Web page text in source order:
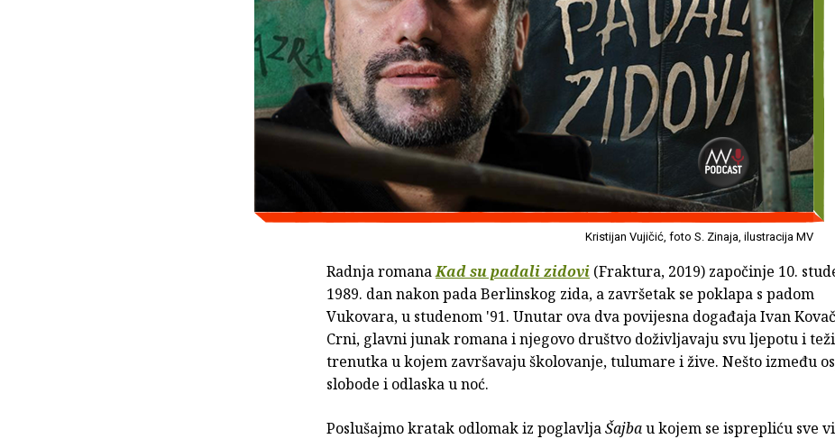
Kristijan Vujičić, foto S. Zinaja, ilustracija MV
Radnja romanaKad su padali zidovi (Fraktura, 2019) započinje 10.
1989. dan nakon pada Berlinskog zida, a završetak se poklapa s padom
Vukovara, u studenom '91. Unutar ova dva povijesna događaja Ivan
Crni, glavni junak romana i njegovo društvo doživljavaju svu ljepotu i
trenutka u kojem završavaju školovanje, tulumare i žive. Nešto između
slobode i odlaska u noć.
Poslušajmo kratak odlomak iz poglavljaŠajbau kojem se isprepliću sve